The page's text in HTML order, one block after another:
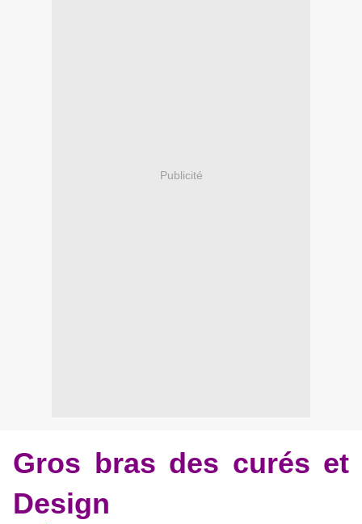
Publicité
Gros bras des curés et
Design